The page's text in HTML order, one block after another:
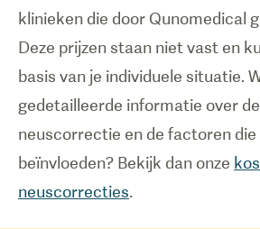
klinieken die door Qunomedical
Deze prijzen staan niet vast en
basis van je individuele situatie.
gedetailleerde informatie over
neuscorrectie en de factoren
beïnvloeden? Bekijk dan onze
neuscorrecties.